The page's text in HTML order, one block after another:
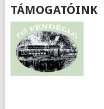
TÁMOGATÓINK